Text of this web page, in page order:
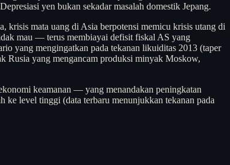
yen bukan sekadar masalah domestik Jepang.
krisis mata uang di Asia berpotensi memicu krisis utang di
mau — terus membiayai defisit fiskal AS yang
yang mengingatkan pada tekanan likuiditas 2013 (taper
Rusia yang mengancam produksi minyak Moskow,
keamanan — yang menandakan peningkatan
ke level tinggi (data terbaru menunjukkan tekanan pada